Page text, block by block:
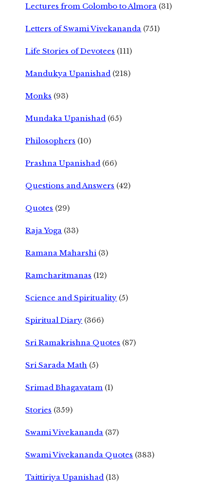
Lectures from Colombo to Almora (31)
Letters of Swami Vivekananda (751)
Life Stories of Devotees (111)
Mandukya Upanishad (218)
Monks (93)
Mundaka Upanishad (65)
Philosophers (10)
Prashna Upanishad (66)
Questions and Answers (42)
Quotes (29)
Raja Yoga (33)
Ramana Maharshi (3)
Ramcharitmanas (12)
Science and Spirituality (5)
Spiritual Diary (366)
Sri Ramakrishna Quotes (87)
Sri Sarada Math (5)
Srimad Bhagavatam (1)
Stories (359)
Swami Vivekananda (37)
Swami Vivekananda Quotes (383)
Taittiriya Upanishad (13)